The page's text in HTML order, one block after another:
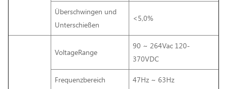
Überschwingen und
Unterschießen
<5,0%
VoltageRange
90 ~ 264Vac 120-
370VDC
Frequenzbereich 47Hz ~ 63Hz